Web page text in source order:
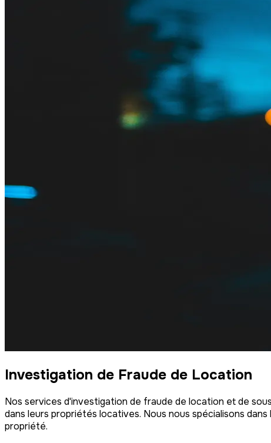
Investigation de Fraude de Location
Nos services d'investigation de fraude de location et de
dans leurs propriétés locatives. Nous nous spécialisons
propriété.